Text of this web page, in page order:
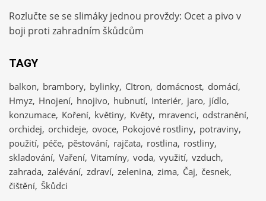
Rozlučte se se slimáky jednou provždy: Ocet a pivo v
boji proti zahradním škůdcům
TAGY
balkon brambory bylinky CItron domácnost domácí
Hmyz Hnojení hnojivo hubnutí Interiér jaro jídlo
konzumace Koření květiny Květy mravenci odstranění
orchidej orchideje ovoce Pokojové rostliny potraviny
použití péče pěstování rajčata rostlina rostliny
skladování Vaření Vitamíny voda využití vzduch
zahrada zalévání zdraví zelenina zima Čaj česnek
čištění Škůdci